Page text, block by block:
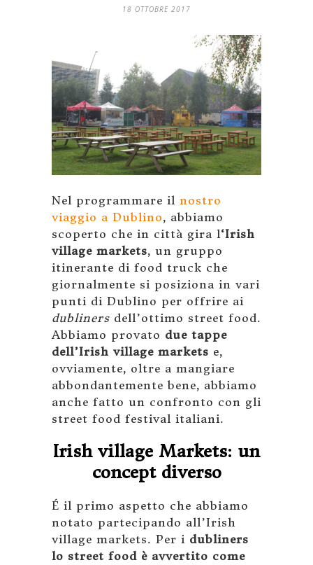
18 OTTOBRE 2017
Nel programmare il nostro
viaggio a Dublino, abbiamo
scoperto che in città gira l‘Irish
village markets, un gruppo
itinerante di food truck che
giornalmente si posiziona in vari
punti di Dublino per offrire ai
dubliners dell’ottimo street food.
Abbiamo provato due tappe
dell’Irish village markets e,
ovviamente, oltre a mangiare
abbondantemente bene, abbiamo
anche fatto un confronto con gli
street food festival italiani.
Irish village Markets: un
concept diverso
É il primo aspetto che abbiamo
notato partecipando all’Irish
village markets. Per i dubliners
lo street food è avvertito come